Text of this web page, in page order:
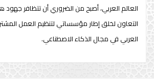
العالم العربي، أصبح من الضروري أن تتظافر
التعاون لخلق إطار مؤسساتي لتنظيم العمل
العربي في مجال الذكاء الاصطناعي.